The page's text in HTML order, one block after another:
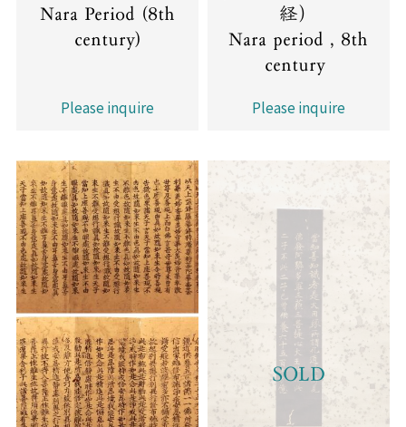
Nara Period (8th
century)
Please inquire
経）
Nara period , 8th
century
Please inquire
SOLD